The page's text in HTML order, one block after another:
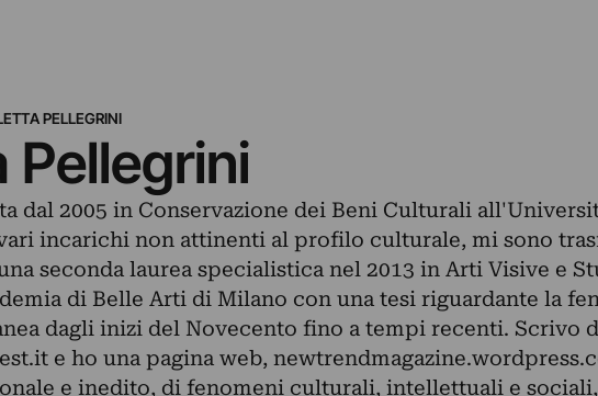
PELLEGRINI
Pellegrini
dal 2005 in Conservazione dei Beni Culturali
incarichi non attinenti al profilo culturale, mi sono
seconda laurea specialistica nel 2013 in Arti Visive e
di Belle Arti di Milano con una tesi riguardante la
dagli inizi del Novecento fino a tempi recenti. Scrivo
e ho una pagina web,
e inedito, di fenomeni culturali, intellettuali e